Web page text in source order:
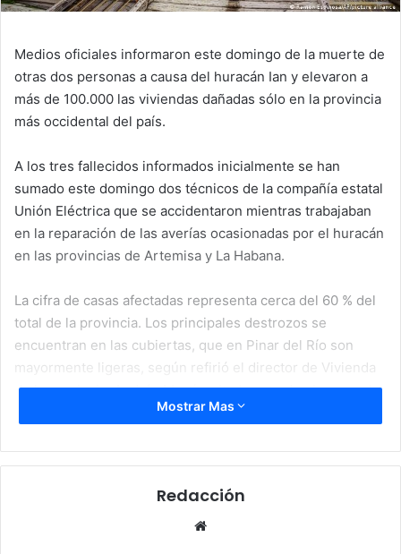
Medios oficiales informaron este domingo de la muerte de
otras dos personas a causa del huracán Ian y elevaron a
más de 100.000 las viviendas dañadas sólo en la provincia
más occidental del país.
A los tres fallecidos informados inicialmente se han
sumado este domingo dos técnicos de la compañía estatal
Unión Eléctrica que se accidentaron mientras trabajaban
en la reparación de las averías ocasionadas por el huracán
en las provincias de Artemisa y La Habana.
La cifra de casas afectadas representa cerca del 60 % del
total de la provincia. Los principales destrozos se
encuentran en las cubiertas, que en Pinar del Río son
mayormente ligeras, según refirió el director de Vivienda
de la provincia, Andrés Martín, citado este domingo por la
publicación oficial Cubadebate.
Los fuertes vientos de Ian -con ráfagas de hasta 218
Río, donde de acuerdo con el funcionario existe una
compleja situación porque la provincia tiene un déficit de
Mostrar Mas
Redacción